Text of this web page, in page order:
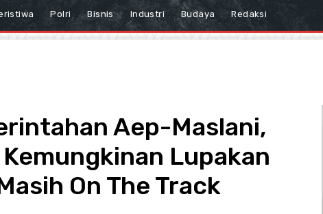
Polri Bisnis Industri Budaya Redaksi
Aep-Maslani,
Lupakan
On The Track